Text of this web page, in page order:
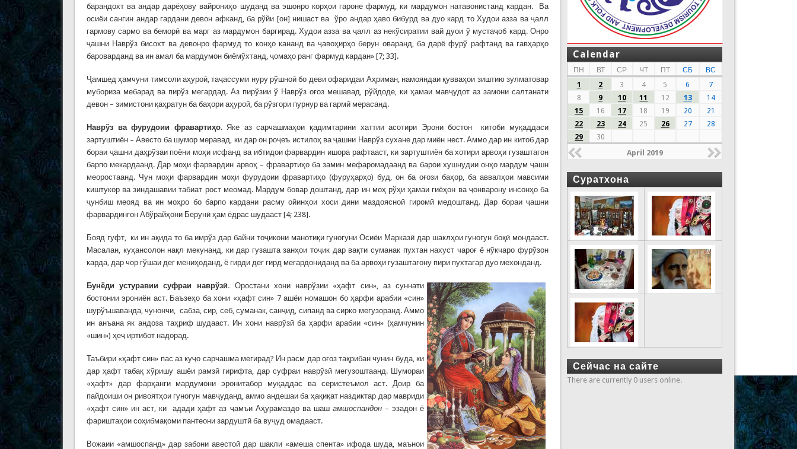
барандохт ва андар дарёҳову вайрониҳо шуданд ва эшонро корҳои гароне фармуд, ки мардумон натавонистанд кардан. Ва
осиёи сангин андар гардани девон афканд, ба рўйи [он] нишаст ва ўро андар ҳаво бибурд ва дуо кард то Худои азза ва ҷалл
гармову сармо ва беморӣ ва марг аз мардумон баргирад. Худои азза ва ҷалл аз некўсиратии вай дуои ў мустаҷоб кард. Онро
ҷашни Наврўз бисохт ва девонро фармуд то конҳо кананд ва ҷавоҳирҳо берун оваранд, ба дарё фурў рафтанд ва гавҳарҳо
бароварданд ва ин амал ба мардумон биёмўхтанд, ҷомаҳо ранг фармуд кардан» [7; 33].
Ҷамшед ҳамчуни тимсоли аҳуроӣ, таҷассуми нуру рўшноӣ бо деви офаридаи Аҳриман, намояндаи қувваҳои зиштию зулматовар
мубориза мебарад ва пирўз мегардад. Аз пирўзии ў Наврўз оғоз мешавад, рўйдоде, ки ҳамаи мавҷудот аз замони салтанати
девон – зимистони қаҳратун ба баҳори аҳуроӣ, ба рўзгори пурнур ва гармӣ мерасанд.
Наврўз ва фурудоии фравартиҳо. Яке аз сарчашмаҳои қадимтарини хаттии асотири Эрони бостон китоби муқаддаси
зартуштиён – Авесто ба шумор меравад, ки дар он роҷеъ истилоҳ ва ҷашни Наврўз сухане дар миён нест. Аммо дар ин китоб дар
бораи ҷашни даҳрўзаи поёни моҳи исфанд ва ибтидои фарвардин ишора рафтааст, ки зартуштиён ба хотири арвоҳи гузаштагон
барпо мекардаанд. Дар моҳи фарвардин арвоҳ – фравартиҳо ба замин мефаромадаанд ва барои хушнудии онҳо мардум ҷашн
меоростаанд. Чун моҳи фарвардин моҳи фурудоии фравартиҳо (фуруҳарҳо) буд, он ба оғози баҳор, ба аввалҳои мавсими
киштукор ва зиндашавии табиат рост меомад. Мардум бовар доштанд, дар ин моҳ рўҳи ҳамаи гиёҳон ва ҷонварону инсонҳо ба
ҷунбиш меояд ва ин моҳро бо барпо кардани расму ойинҳои хоси дини маздоясноӣ гиромӣ медоштанд. Дар бораи ҷашни
фарвардингон Абўрайҳони Берунӣ ҳам ёдрас шудааст [4; 238].
Бояд гуфт, ки ин ақида то ба имрўз дар байни тоҷикони манотиқи гуногуни Осиёи Марказӣ дар шаклҳои гуногун боқӣ мондааст.
Масалан, куҳансолон нақл мекунанд, ки дар гузашта занҳои тоҷик дар вақти суманак пухтан нахуст чароғ ё нўкчаро фурўзон
карда, дар чор гўшаи дег мениҳоданд, ё гирди дег гирд мегардониданд ва ба арвоҳи гузаштагону пири пухтагар дуо мехонданд.
Бунёди устуравии суфраи наврўзӣ. Оростани хони наврўзии «ҳафт син», аз суннати
бостонии эрониён аст. Баъзеҳо ба хони «ҳафт син» 7 ашёи номашон бо ҳарфи арабии «син»
шурўъшаванда, чунончи, сабза, сир, себ, суманак, санҷид, сипанд ва сирко мегузоранд. Аммо
ин анъана як андоза таҳриф шудааст. Ин хони наврўзӣ ба ҳарфи арабии «син» (ҳамчунин
«шин») ҳеҷ иртибот надорад.
Таъбири «ҳафт син» пас аз куҷо сарчашма мегирад? Ин расм дар оғоз тақрибан чунин буда, ки
дар ҳафт табақ хўришу ашёи рамзӣ гирифта, дар суфраи наврўзӣ мегузоштаанд. Шумораи
«ҳафт» дар фарҳанги мардумони эронитабор муқаддас ва серистеъмол аст. Доир ба
пайдоиши он ривоятҳои гуногун мавҷуданд, аммо андешаи ба ҳақиқат наздиктар дар мавриди
«ҳафт син» ин аст, ки адади ҳафт аз ҷамъи Аҳурамаздо ва шаш амшоспандон– эзадон ё
фариштаҳои соҳибмақоми пантеони зардуштӣ ба вуҷуд омадааст.
Вожаии «амшоспанд» дар забони авестоӣ дар шакли «амеша спента» ифода шуда, маънои
Calendar
ПН ВТ СР ЧТ ПТ СБ
ВС
1
2 3 4 5 6
7
8
9 10 11 12 13
14
15
16 17 18 19 20
21
22
23 24 25 26 27
28
29
30
April 2019
Суратхона
Сейчас на сайте
There are currently 0 users online.